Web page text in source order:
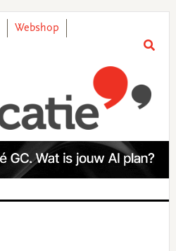
Webshop